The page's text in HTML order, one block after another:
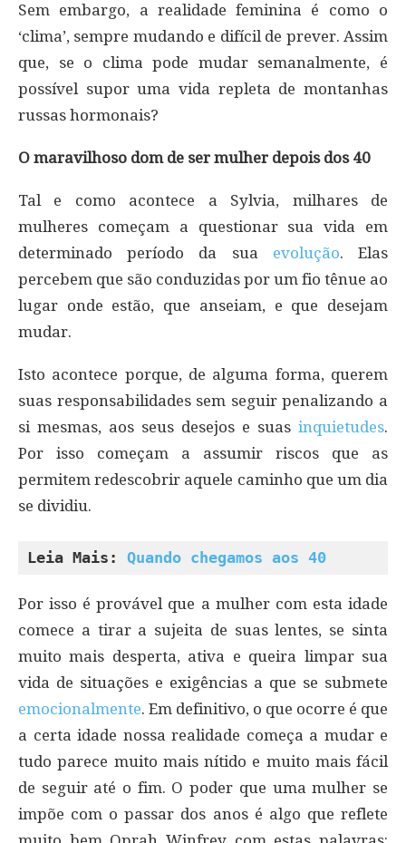
Sem embargo, a realidade feminina é como o
‘clima’, sempre mudando e difícil de prever. Assim
que, se o clima pode mudar semanalmente, é
possível supor uma vida repleta de montanhas
russas hormonais?
O maravilhoso dom de ser mulher depois dos 40
Tal e como acontece a Sylvia, milhares de
mulheres começam a questionar sua vida em
determinado período da sua evolução. Elas
percebem que são conduzidas por um fio tênue ao
lugar onde estão, que anseiam, e que desejam
mudar.
Isto acontece porque, de alguma forma, querem
suas responsabilidades sem seguir penalizando a
si mesmas, aos seus desejos e suas inquietudes.
Por isso começam a assumir riscos que as
permitem redescobrir aquele caminho que um dia
se dividiu.
Leia Mais: Quando chegamos aos 40
Por isso é provável que a mulher com esta idade
comece a tirar a sujeita de suas lentes, se sinta
muito mais desperta, ativa e queira limpar sua
vida de situações e exigências a que se submete
emocionalmente. Em definitivo, o que ocorre é que
a certa idade nossa realidade começa a mudar e
tudo parece muito mais nítido e muito mais fácil
de seguir até o fim. O poder que uma mulher se
impõe com o passar dos anos é algo que reflete